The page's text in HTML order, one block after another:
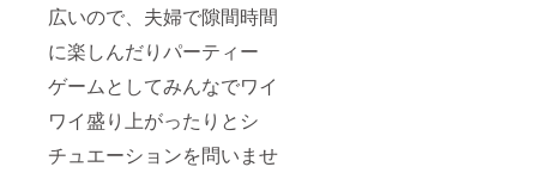
広いので、夫婦で隙間時間
に楽しんだりパーティー
ゲームとしてみんなでワイ
ワイ盛り上がったりとシ
チュエーションを問いませ